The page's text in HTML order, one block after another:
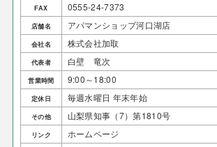
FAX 0555-24-7373
店舗名 アパマンショップ河口湖店
会社名 株式会社加取
代表者 白壁 竜次
営業時間 9:00～18:00
定休日 毎週水曜日 年末年始
その他 山梨県知事（7）第1810号
リンク ホームページ